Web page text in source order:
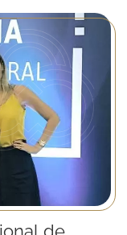
de